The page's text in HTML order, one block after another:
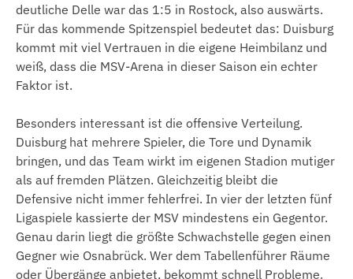
deutliche Delle war das 1:5 in Rostock, also auswärts.
Für das kommende Spitzenspiel bedeutet das: Duisburg
kommt mit viel Vertrauen in die eigene Heimbilanz und
weiß, dass die MSV-Arena in dieser Saison ein echter
Faktor ist.
Besonders interessant ist die offensive Verteilung.
Duisburg hat mehrere Spieler, die Tore und Dynamik
bringen, und das Team wirkt im eigenen Stadion mutiger
als auf fremden Plätzen. Gleichzeitig bleibt die
Defensive nicht immer fehlerfrei. In vier der letzten fünf
Ligaspiele kassierte der MSV mindestens ein Gegentor.
Genau darin liegt die größte Schwachstelle gegen einen
Gegner wie Osnabrück. Wer dem Tabellenführer Räume
oder Übergänge anbietet, bekommt schnell Probleme.